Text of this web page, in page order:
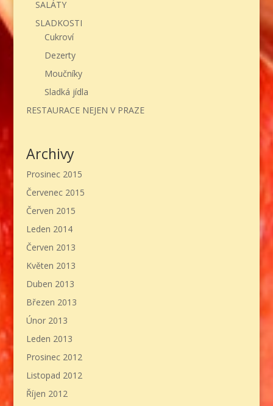
SALÁTY
SLADKOSTI
Cukroví
Dezerty
Moučníky
Sladká jídla
RESTAURACE NEJEN V PRAZE
Archivy
Prosinec 2015
Červenec 2015
Červen 2015
Leden 2014
Červen 2013
Květen 2013
Duben 2013
Březen 2013
Únor 2013
Leden 2013
Prosinec 2012
Listopad 2012
Říjen 2012